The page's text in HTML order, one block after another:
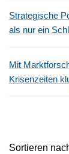
Strategische
als nur ein
Mit
Krisenzeiten
Sortieren